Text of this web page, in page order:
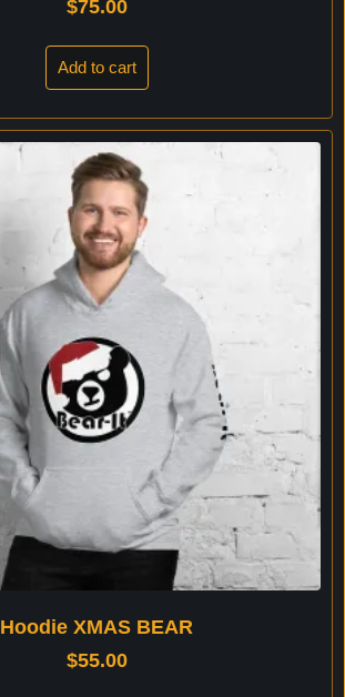
$75.00
Add to cart
Hoodie XMAS BEAR
$55.00